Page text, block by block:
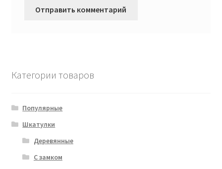
Категории товаров
Популярные
Шкатулки
Деревянные
С замком